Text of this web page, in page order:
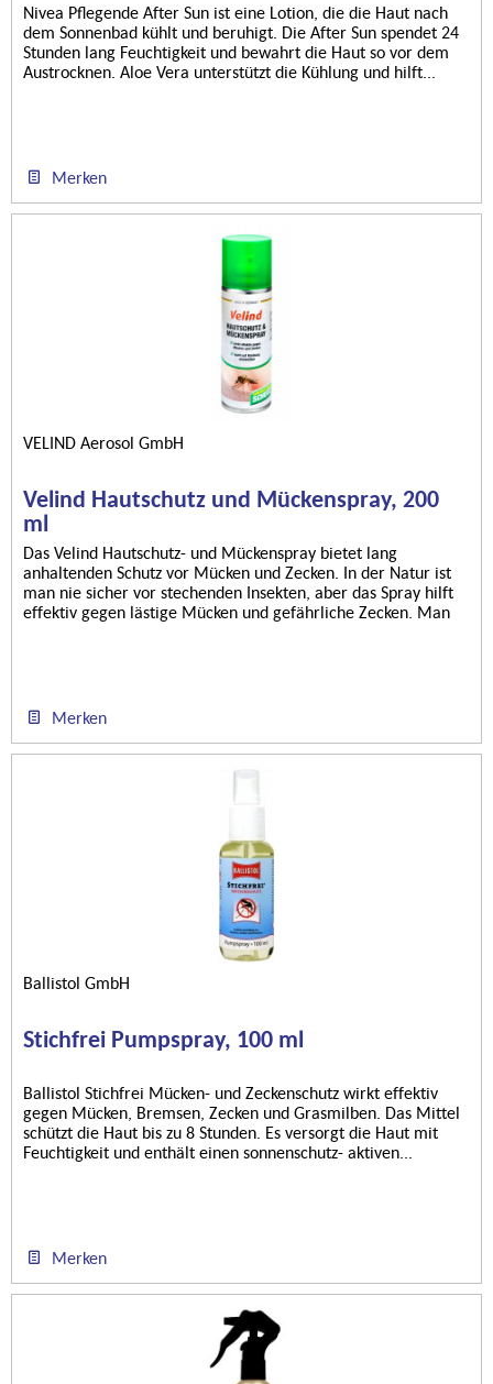
Nivea Pflegende After Sun ist eine Lotion, die die Haut nach
dem Sonnenbad kühlt und beruhigt. Die After Sun spendet 24
Stunden lang Feuchtigkeit und bewahrt die Haut so vor dem
Austrocknen. Aloe Vera unterstützt die Kühlung und hilft...
Merken
VELIND Aerosol GmbH
Velind Hautschutz und Mückenspray, 200
ml
Das Velind Hautschutz- und Mückenspray bietet lang
anhaltenden Schutz vor Mücken und Zecken. In der Natur ist
man nie sicher vor stechenden Insekten, aber das Spray hilft
effektiv gegen lästige Mücken und gefährliche Zecken. Man
Merken
Ballistol GmbH
Stichfrei Pumpspray, 100 ml
Ballistol Stichfrei Mücken- und Zeckenschutz wirkt effektiv
gegen Mücken, Bremsen, Zecken und Grasmilben. Das Mittel
schützt die Haut bis zu 8 Stunden. Es versorgt die Haut mit
Feuchtigkeit und enthält einen sonnenschutz- aktiven...
Merken